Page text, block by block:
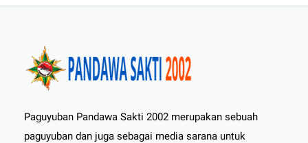
Paguyuban Pandawa Sakti 2002 merupakan sebuah
paguyuban dan juga sebagai media sarana untuk